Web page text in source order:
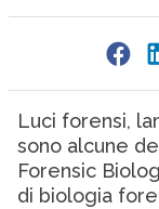
Luci forensi,
sono alcune
Forensic
di biologia